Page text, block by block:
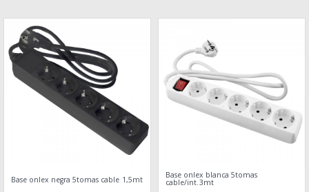
Base onlex negra 5tomas cable 1,5mt Base onlex blanca 5tomas
cable/int.3mt